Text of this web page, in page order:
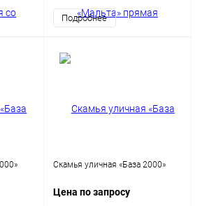
Подробнее
Скамья уличная «База 2000»
Цена по запросу